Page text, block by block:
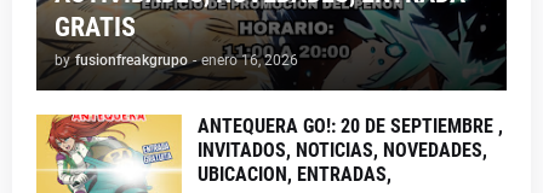
GRATIS
by fusionfreakgrupo - enero 16, 2026
ANTEQUERA GO!: 20 DE SEPTIEMBRE ,
INVITADOS, NOTICIAS, NOVEDADES,
UBICACION, ENTRADAS,